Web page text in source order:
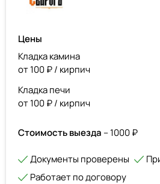
Цены
Кладка камина
от 100 ₽ / кирпич
Кладка печи
от 100 ₽ / кирпич
Стоимость выезда – 1000 ₽
Документы проверены
Работает по договору